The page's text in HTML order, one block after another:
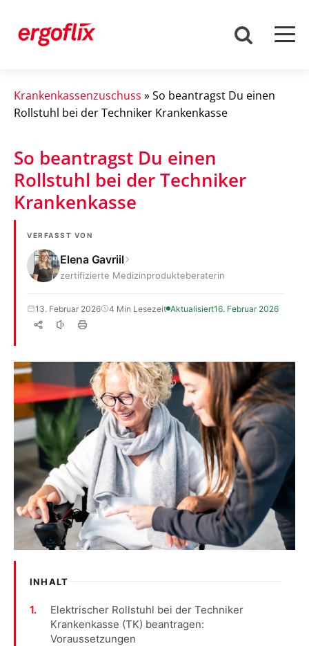
Krankenkassenzuschuss »So beantragst Du einen
Rollstuhl bei der Techniker Krankenkasse
So beantragst Du einen
Rollstuhl bei der Techniker
Krankenkasse
VERFASST VON
Elena Gavriil
zertifizierte Medizinprodukteberaterin
13. Februar 2026 4 Min Lesezeit Aktualisiert16. Februar 2026
INHALT
Elektrischer Rollstuhl bei der Techniker
Krankenkasse (TK) beantragen:
Voraussetzungen